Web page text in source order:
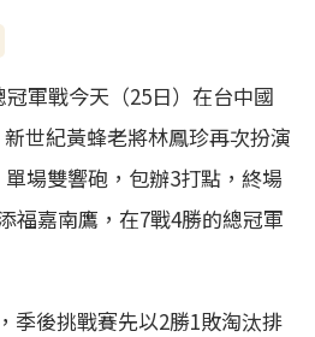
軍戰今天（25日）在台中國
世紀黃蜂老將林鳳珍再次扮演
單場雙響砲，包辦3打點，終場
福嘉南鷹，在7戰4勝的總冠軍
季後挑戰賽先以2勝1敗淘汰排